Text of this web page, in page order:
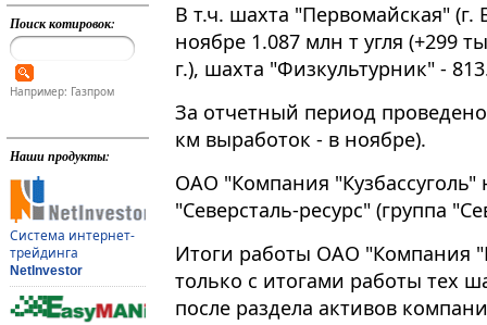
Поиск котировок:
Например: Газпром
Наши продукты:
Система интернет-
трейдинга
NetInvestor
В т.ч. шахта "Первомайская"
ноябре 1.087 млн т угля (+299
г.), шахта "Физкультурник" -
За отчетный период
км выработок - в ноябре).
ОАО "Компания
"Северсталь-ресурс" (группа
Итоги работы ОАО "Компания
только с итогами работы тех
после раздела активов